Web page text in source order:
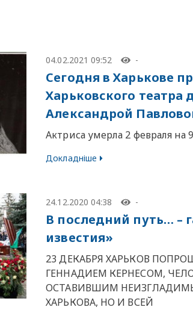
04.02.2021 09:52 -
Сегодня в Харькове
Харьковского
Александрой
Актриса умерла 2 февраля на
Докладніше
24.12.2020 04:38 -
В последний путь… –
известия»
23 ДЕКАБРЯ ХАРЬКОВ
ГЕННАДИЕМ КЕРНЕСОМ,
ОСТАВИВШИМ
ХАРЬКОВА, НО И ВСЕЙ